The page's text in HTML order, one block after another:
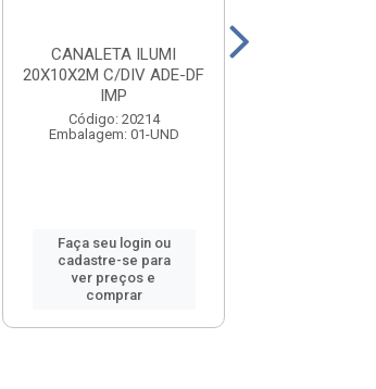
CANALETA ILUMI
20X10X2M C/DIV ADE-DF
IMP
Código: 20214
Embalagem: 01-UND
Faça seu login ou
cadastre-se para
ver preços e
comprar